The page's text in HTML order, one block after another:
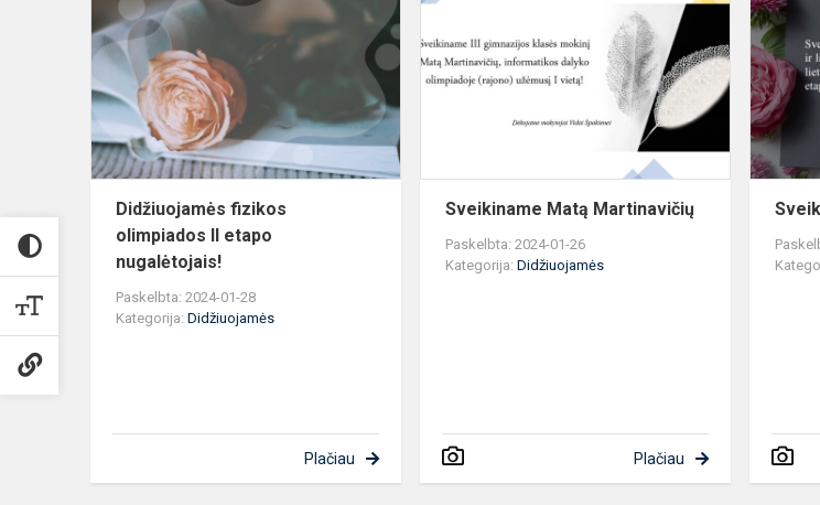
olimpiados
II
Didžiuojamės fizikos
olimpiados II etapo
nugalėtojais!
Paskelbta: 2024-01-28
Kategorija: Didžiuojamės
Plačiau
Matą
Sveikiname Matą Martinavičių
Paskelbta: 2024-01-26
Kategorija:Didžiuojamės
Plačiau